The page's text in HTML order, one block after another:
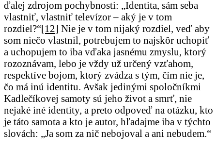
ďalej zdrojom pochybnosti: „Identita, sám seba
vlastniť, vlastniť televízor – aký je v tom
rozdiel?“[12] Nie je v tom nijaký rozdiel, veď aby
som niečo vlastnil, potrebujem to najskôr uchopiť
a uchopujem to iba vďaka jasnému zmyslu, ktorý
rozoznávam, lebo je vždy už určený vzťahom,
respektíve bojom, ktorý zvádza s tým, čím nie je,
čo má inú identitu. Avšak jedinými spoločníkmi
Kadlečíkovej samoty sú jeho život a smrť, nie
nejaké iné identity, a preto odpoveď na otázku, kto
je táto samota a kto je autor, hľadajme iba v týchto
slovách: „Ja som za nič nebojoval a ani nebudem.“